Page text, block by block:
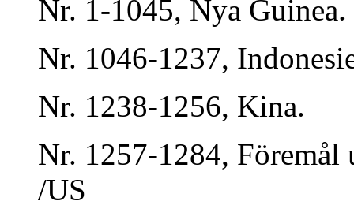
Nr. 1-1045, Nya Guinea.
Nr. 1046-1237,
Nr. 1238-1256, Kina.
Nr. 1257-1284, Föremål
/US